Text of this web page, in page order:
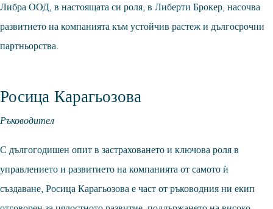
Либра ООД, в настоящата си роля, в Либерти Брокер, насочва
развитието на компанията към устойчив растеж и дългосрочни
партньорства.
Росица Карагьозова
Ръководител
С дългогодишен опит в застраховането и ключова роля в
управлението и развитието на компанията от самото ѝ
създаване, Росица Карагьозова е част от ръководния ни екип